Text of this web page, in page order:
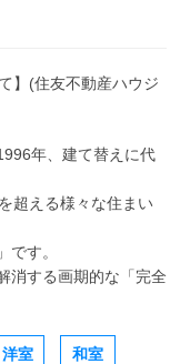
年、建て替えに代
超える様々な住まい
です。
消する画期的な「完全
洋室 和室